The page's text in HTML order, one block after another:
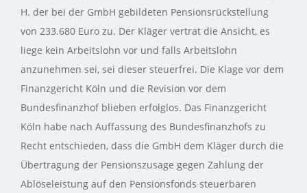
H. der bei der GmbH gebildeten Pensionsrückstellung
von 233.680 Euro zu. Der Kläger vertrat die Ansicht, es
liege kein Arbeitslohn vor und falls Arbeitslohn
anzunehmen sei, sei dieser steuerfrei. Die Klage vor dem
Finanzgericht Köln und die Revision vor dem
Bundesfinanzhof blieben erfolglos. Das Finanzgericht
Köln habe nach Auffassung des Bundesfinanzhofs zu
Recht entschieden, dass die GmbH dem Kläger durch die
Übertragung der Pensionszusage gegen Zahlung der
Ablöseleistung auf den Pensionsfonds steuerbaren